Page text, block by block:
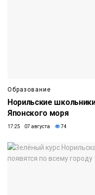
Образование
Норильские
Японского моря
17:25 07 августа 74